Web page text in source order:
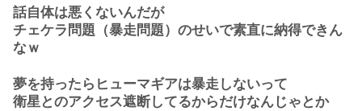
話自体は悪くないんだが
チェケラ問題（暴走問題）のせいで素直に納得できん
なｗ
夢を持ったらヒューマギアは暴走しないって
衛星とのアクセス遮断してるからだけなんじゃとか